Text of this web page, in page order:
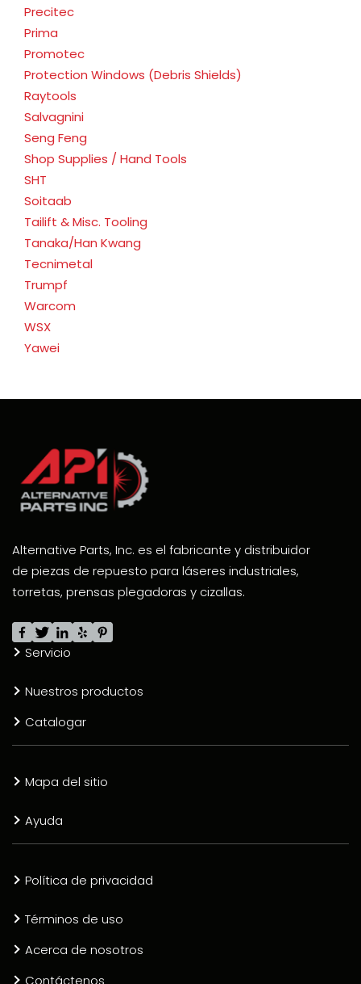
Precitec
Prima
Promotec
Protection Windows (Debris Shields)
Raytools
Salvagnini
Seng Feng
Shop Supplies / Hand Tools
SHT
Soitaab
Tailift & Misc. Tooling
Tanaka/Han Kwang
Tecnimetal
Trumpf
Warcom
WSX
Yawei
Alternative Parts, Inc. es el fabricante y distribuidor
de piezas de repuesto para láseres industriales,
torretas, prensas plegadoras y cizallas.
Servicio
Nuestros productos
Catalogar
Mapa del sitio
Ayuda
Política de privacidad
Términos de uso
Acerca de nosotros
Contáctenos